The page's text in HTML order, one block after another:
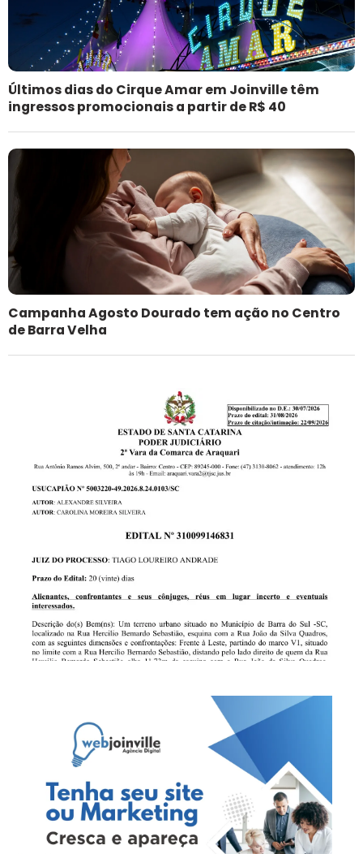
Últimos dias do Cirque Amar em Joinville têm
ingressos promocionais a partir de R$ 40
Campanha Agosto Dourado tem ação no Centro
de Barra Velha